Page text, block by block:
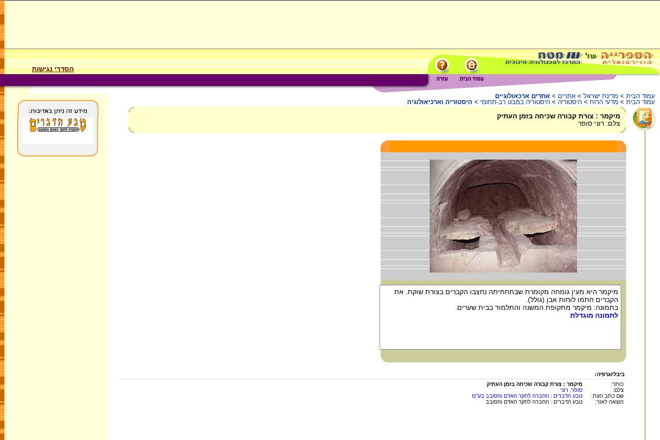
הסדרי נגישות
עמוד הבית > מדינת ישראל > אתרים > אתרים ארכאולוגיים
עמוד הבית > מדעי הרוח > היסטוריה > היסטוריה במבט רב-תחומי > היסטוריה וארכיאולוגיה
מיקמר : צורת קבורה שכיחה בזמן העתיק
צלם: רוני סופר
מיקמר היא מעין גומחה מקומרת שבתחתיתה נחצבו הקברים בצורת שוקת. את
הקברים חתמו לוחות אבן (גולל).
בתמונה: מיקמר מתקופת המשנה והתלמוד בבית שערים.
לתמונה מוגדלת
ביבליוגרפיה:
כותר:
מיקמר : צורת קבורה שכיחה בזמן העתיק
צלם:
סופר, רוני
שם כתב העת:
טבע הדברים : החברה לחקר האדם והסובב בע''מ
הוצאה לאור:
טבע הדברים : החברה לחקר האדם והסובב